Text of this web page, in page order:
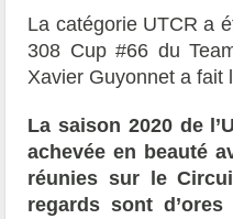
La catégorie UTCR a
308 Cup #66 du
Xavier Guyonnet a fait
La saison 2020 de
achevée en beauté
réunies sur le
regards sont